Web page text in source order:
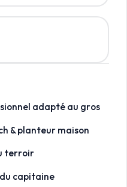
adapté au gros
& planteur maison
terroir
capitaine